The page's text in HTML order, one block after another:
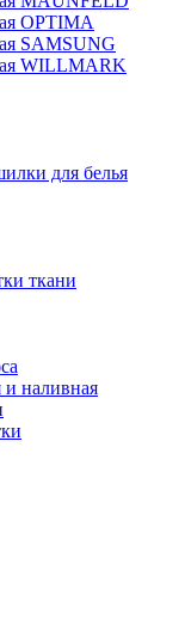
OPTIMA
SAMSUNG
WILLMARK
для белья
ткани
и наливная